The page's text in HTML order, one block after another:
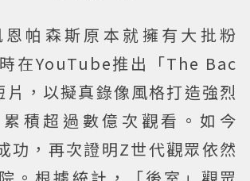
帕森斯原本就擁有大批粉
在YouTube推出「The Bac
，以擬真錄像風格打造強烈
積超過數億次觀看。如今
功，再次證明Z世代觀眾依然